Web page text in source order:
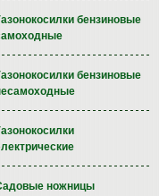
бензиновые
бензиновые
ножницы